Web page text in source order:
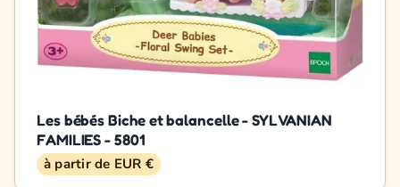
Les bébés Biche et balancelle - SYLVANIAN
FAMILIES - 5801
à partir de EUR €